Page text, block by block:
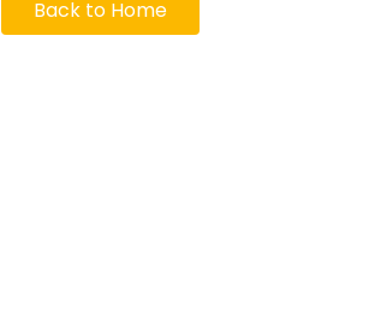
Back to Home